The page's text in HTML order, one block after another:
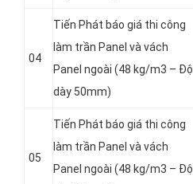
04
Tiến Phát báo giá thi công
làm trần Panel và vách
Panel ngoài (48 kg/m3 – Độ
dày 50mm)
05
Tiến Phát báo giá thi công
làm trần Panel và vách
Panel ngoài (48 kg/m3 – Độ